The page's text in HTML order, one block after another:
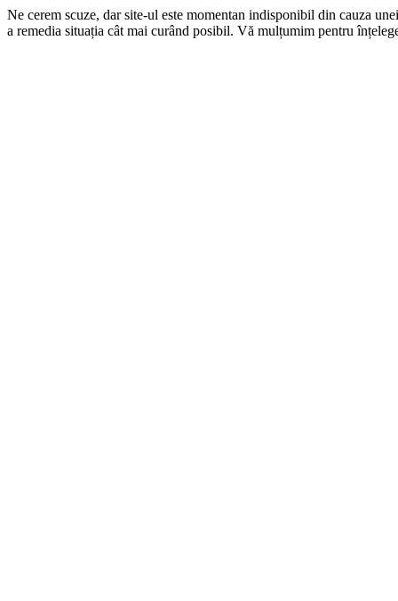
Ne cerem scuze, dar site-ul este momentan indisponibil din cauza
a remedia situația cât mai curând posibil. Vă mulțumim pentru